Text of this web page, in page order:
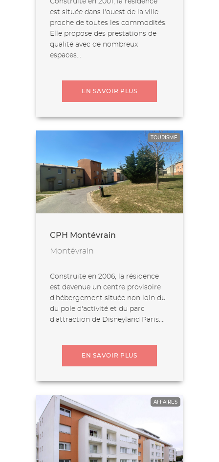
Construite en 2001, la résidence
est située dans l'ouest de la ville
proche de toutes les commodités.
Elle propose des prestations de
qualité avec de nombreux
espaces...
EN SAVOIR PLUS
TOURISME
CPH Montévrain
Montévrain
Construite en 2006, la résidence
est devenue un centre provisoire
d'hébergement située non loin du
du pole d'activité et du parc
d'attraction de Disneyland Paris....
EN SAVOIR PLUS
AFFAIRES